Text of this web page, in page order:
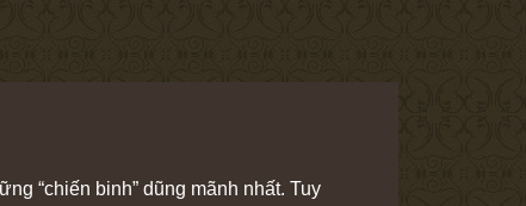
“chiến binh” dũng mãnh nhất. Tuy